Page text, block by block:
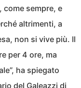
come sempre, e
altrimenti, a
non si vive più. Il
per 4 ore, ma
ha spiegato
del Galeazzi di